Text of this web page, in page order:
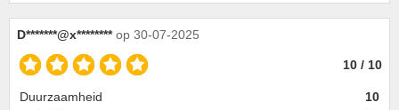
D*******@x******** op 30-07-2025
10 / 10
Duurzaamheid
10